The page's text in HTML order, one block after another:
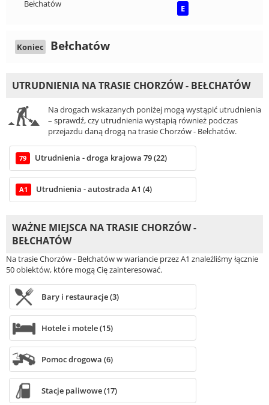
Bełchatów E
Koniec Bełchatów
UTRUDNIENIA NA TRASIE CHORZÓW - BEŁCHATÓW
Na drogach wskazanych poniżej mogą wystąpić utrudnienia
– sprawdź, czy utrudnienia wystąpią również podczas
przejazdu daną drogą na trasie Chorzów - Bełchatów.
79 Utrudnienia - droga krajowa 79 (22)
A1 Utrudnienia - autostrada A1 (4)
WAŻNE MIEJSCA NA TRASIE CHORZÓW -
BEŁCHATÓW
Na trasie Chorzów - Bełchatów w wariancie przez A1 znaleźliśmy łącznie
50 obiektów, które mogą Cię zainteresować.
Bary i restauracje (3)
Hotele i motele (15)
Pomoc drogowa (6)
Stacje paliwowe (17)